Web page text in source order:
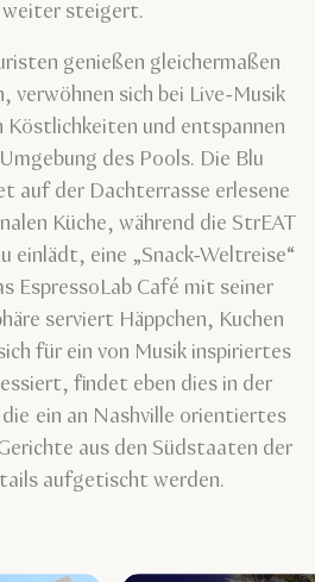
weiter steigert.
genießen gleichermaßen
verwöhnen sich bei Live-Musik
und entspannen
des Pools. Die Blu
auf der Dachterrasse erlesene
Küche, während die StrEAT
einlädt, eine „Snack-Weltreise“
EspressoLab Café mit seiner
serviert Häppchen, Kuchen
für ein von Musik inspiriertes
findet eben dies in der
ein an Nashville orientiertes
aus den Südstaaten der
aufgetischt werden.